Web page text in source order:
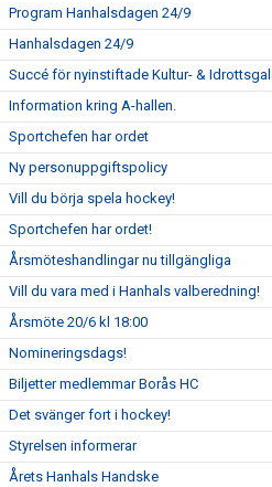
Program Hanhalsdagen 24/9
Hanhalsdagen 24/9
Succé för nyinstiftade Kultur- &
Information kring A-hallen.
Sportchefen har ordet
Ny personuppgiftspolicy
Vill du börja spela hockey!
Sportchefen har ordet!
Årsmöteshandlingar nu tillgängliga
Vill du vara med i Hanhals valberedning!
Årsmöte 20/6 kl 18:00
Nomineringsdags!
Biljetter medlemmar Borås HC
Det svänger fort i hockey!
Styrelsen informerar
Årets Hanhals Handske